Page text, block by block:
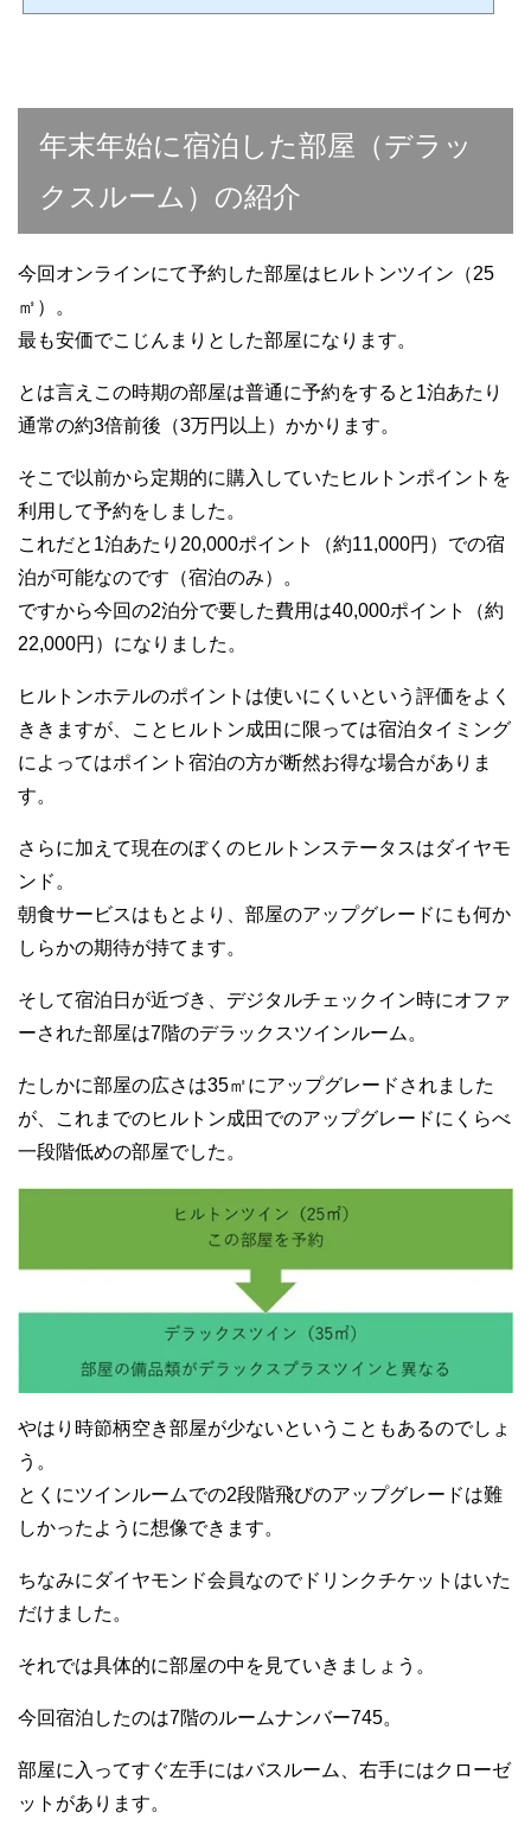
年末年始に宿泊した部屋（デラッ
クスルーム）の紹介
今回オンラインにて予約した部屋はヒルトンツイン（25
㎡）。
最も安価でこじんまりとした部屋になります。
とは言えこの時期の部屋は普通に予約をすると1泊あたり
通常の約3倍前後（3万円以上）かかります。
そこで以前から定期的に購入していたヒルトンポイントを
利用して予約をしました。
これだと1泊あたり20,000ポイント（約11,000円）での宿
泊が可能なのです（宿泊のみ）。
ですから今回の2泊分で要した費用は40,000ポイント（約
22,000円）になりました。
ヒルトンホテルのポイントは使いにくいという評価をよく
ききますが、ことヒルトン成田に限っては宿泊タイミング
によってはポイント宿泊の方が断然お得な場合がありま
す。
さらに加えて現在のぼくのヒルトンステータスはダイヤモ
ンド。
朝食サービスはもとより、部屋のアップグレードにも何か
しらかの期待が持てます。
そして宿泊日が近づき、デジタルチェックイン時にオファ
ーされた部屋は7階のデラックスツインルーム。
たしかに部屋の広さは35㎡にアップグレードされました
が、これまでのヒルトン成田でのアップグレードにくらべ
一段階低めの部屋でした。
やはり時節柄空き部屋が少ないということもあるのでしょ
う。
とくにツインルームでの2段階飛びのアップグレードは難
しかったように想像できます。
ちなみにダイヤモンド会員なのでドリンクチケットはいた
だけました。
それでは具体的に部屋の中を見ていきましょう。
今回宿泊したのは7階のルームナンバー745。
部屋に入ってすぐ左手にはバスルーム、右手にはクローゼ
ットがあります。